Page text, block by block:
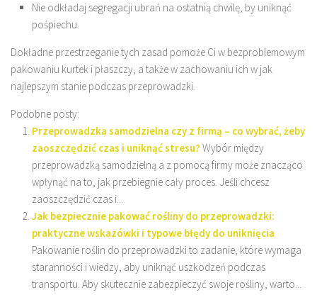
Nie odkładaj segregacji ubrań na ostatnią chwilę, by uniknąć
pośpiechu.
Dokładne przestrzeganie tych zasad pomoże Ci w bezproblemowym
pakowaniu kurtek i płaszczy, a także w zachowaniu ich w jak
najlepszym stanie podczas przeprowadzki.
Podobne posty:
Przeprowadzka samodzielna czy z firmą – co wybrać, żeby
zaoszczędzić czas i uniknąć stresu? Wybór między
przeprowadzką samodzielną a z pomocą firmy może znacząco
wpłynąć na to, jak przebiegnie cały proces. Jeśli chcesz
zaoszczędzić czas i...
Jak bezpiecznie pakować rośliny do przeprowadzki:
praktyczne wskazówki i typowe błędy do uniknięcia
Pakowanie roślin do przeprowadzki to zadanie, które wymaga
staranności i wiedzy, aby uniknąć uszkodzeń podczas
transportu. Aby skutecznie zabezpieczyć swoje rośliny, warto...